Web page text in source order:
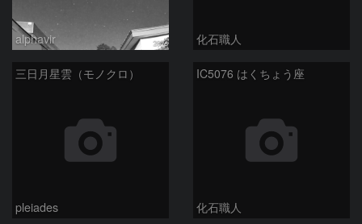
alphavir 化石職人
三日月星雲（モノクロ）
pleiades
IC5076 はくちょう座
化石職人